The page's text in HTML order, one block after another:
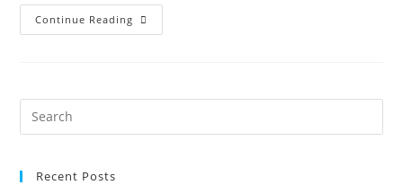
Continue Reading
Recent Posts